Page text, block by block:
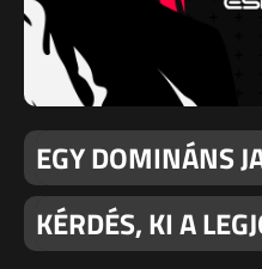
EGY DOMINÁNS
KÉRDÉS, KI A